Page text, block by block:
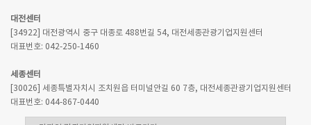
대전센터
[34922] 대전광역시 중구 대종로 488번길 54, 대전세종관광기업지원센터
대표번호: 042-250-1460
세종센터
[30026] 세종특별자치시 조치원읍 터미널안길 60 7층, 대전세종관광기업지원센터
대표번호: 044-867-0440